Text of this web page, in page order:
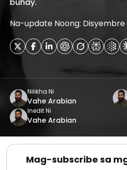
Na-update Noong: Disyembre
Nilikha Ni
Vahe Arabian
Inedit Ni
Vahe Arabian
Mag-subscribe sa